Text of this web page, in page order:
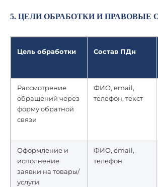
5. ЦЕЛИ ОБРАБОТКИ И ПРАВОВЫЕ
Цель обработки Состав ПДн
Рассмотрение
обращений через
форму обратной
связи
ФИО, email,
телефон, текст
Оформление и
исполнение
заявки на товары/
услуги
ФИО, email,
телефон